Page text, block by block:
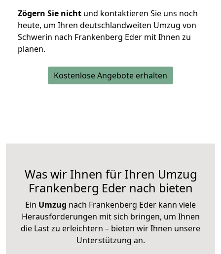
Zögern Sie nicht und kontaktieren Sie uns noch
heute, um Ihren deutschlandweiten Umzug von
Schwerin nach Frankenberg Eder mit Ihnen zu
planen.
Kostenlose Angebote erhalten
Was wir Ihnen für Ihren Umzug
Frankenberg Eder nach bieten
Ein Umzug nach Frankenberg Eder kann viele
Herausforderungen mit sich bringen, um Ihnen
die Last zu erleichtern – bieten wir Ihnen unsere
Unterstützung an.